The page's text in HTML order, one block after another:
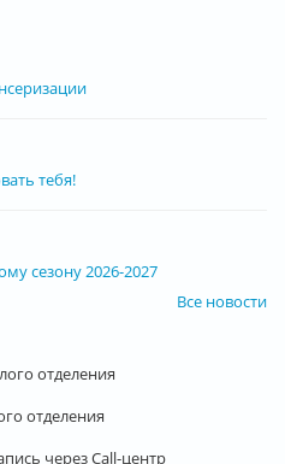
тебя!
сезону 2026-2027
Все новости
отделения
отделения
через Call-центр